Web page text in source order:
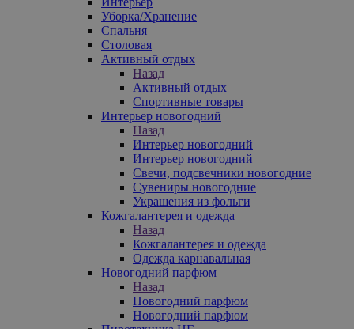
Уборка/Хранение
Спальня
Столовая
Активный отдых
Назад
Активный отдых
Спортивные товары
Интерьер новогодний
Назад
Интерьер новогодний
Интерьер новогодний
Свечи, подсвечники новогодние
Сувениры новогодние
Украшения из фольги
Кожгалантерея и одежда
Назад
Кожгалантерея и одежда
Одежда карнавальная
Новогодний парфюм
Назад
Новогодний парфюм
Новогодний парфюм